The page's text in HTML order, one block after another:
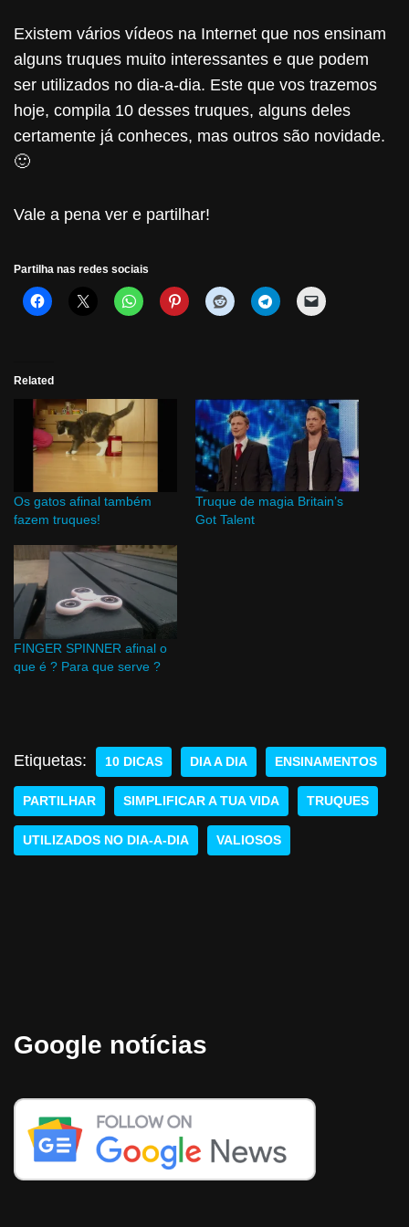
Existem vários vídeos na Internet que nos ensinam
alguns truques muito interessantes e que podem
ser utilizados no dia-a-dia. Este que vos trazemos
hoje, compila 10 desses truques, alguns deles
certamente já conheces, mas outros são novidade.
🙂
Vale a pena ver e partilhar!
Partilha nas redes sociais
Related
Os gatos afinal também
fazem truques!
Truque de magia Britain’s
Got Talent
FINGER SPINNER afinal o
que é ? Para que serve ?
Etiquetas: 10 DICAS DIA A DIA ENSINAMENTOS
PARTILHAR SIMPLIFICAR A TUA VIDA TRUQUES
UTILIZADOS NO DIA-A-DIA VALIOSOS
Google notícias